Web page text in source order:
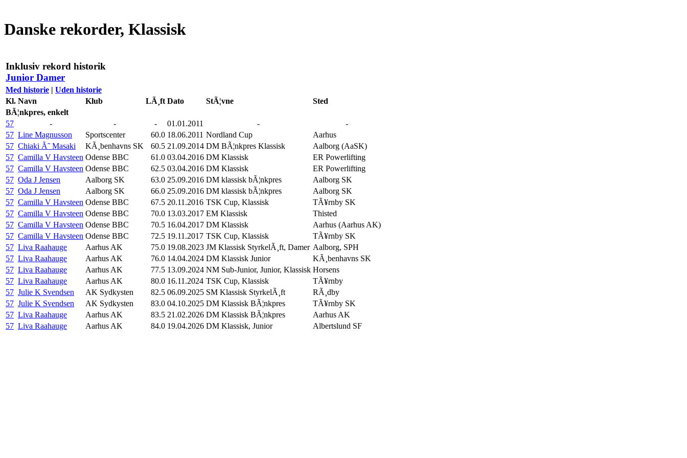
Danske rekorder, Klassisk
Inklusiv rekord historik
Junior Damer
Med historie | Uden historie
Kl. Navn Klub LÃ¸ft Dato StÃ¦vne
Sted
BÃ¦nkpres, enkelt
57
- - - 01.01.2011 -
-
57 Line Magnusson Sportscenter 60.0 18.06.2011 Nordland Cup
Aarhus
57 Chiaki Ã˜ Masaki KÃ¸benhavns SK 60.5 21.09.2014 DM BÃ¦nkpres Klassisk
Aalborg (AaSK)
57 Camilla V Havsteen Odense BBC 61.0 03.04.2016 DM Klassisk
ER Powerlifting
57 Camilla V Havsteen Odense BBC 62.5 03.04.2016 DM Klassisk
ER Powerlifting
57 Oda J Jensen Aalborg SK 63.0 25.09.2016 DM klassisk bÃ¦nkpres
Aalborg SK
57 Oda J Jensen Aalborg SK 66.0 25.09.2016 DM klassisk bÃ¦nkpres
Aalborg SK
57 Camilla V Havsteen Odense BBC 67.5 20.11.2016 TSK Cup, Klassisk
TÃ¥rnby SK
57 Camilla V Havsteen Odense BBC 70.0 13.03.2017 EM Klassisk
Thisted
57 Camilla V Havsteen Odense BBC 70.5 16.04.2017 DM Klassisk
Aarhus (Aarhus AK)
57 Camilla V Havsteen Odense BBC 72.5 19.11.2017 TSK Cup, Klassisk
TÃ¥rnby SK
57 Liva Raahauge Aarhus AK 75.0 19.08.2023 JM Klassisk StyrkelÃ¸ft, Damer Aalborg, SPH
57 Liva Raahauge Aarhus AK 76.0 14.04.2024 DM Klassisk Junior
KÃ¸benhavns SK
57 Liva Raahauge Aarhus AK 77.5 13.09.2024 NM Sub-Junior, Junior, Klassisk Horsens
57 Liva Raahauge Aarhus AK 80.0 16.11.2024 TSK Cup, Klassisk
TÃ¥rnby
57 Julie K Svendsen AK Sydkysten 82.5 06.09.2025 SM Klassisk StyrkelÃ¸ft
RÃ¸dby
57 Julie K Svendsen AK Sydkysten 83.0 04.10.2025 DM Klassisk BÃ¦nkpres
TÃ¥rnby SK
57 Liva Raahauge Aarhus AK 83.5 21.02.2026 DM Klassisk BÃ¦nkpres
Aarhus AK
57 Liva Raahauge Aarhus AK 84.0 19.04.2026 DM Klassisk, Junior Albertslund SF